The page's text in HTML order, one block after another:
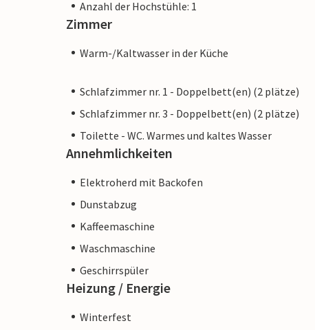
Anzahl der Hochstühle: 1
Zimmer
Warm-/Kaltwasser in der Küche
Schlafzimmer nr. 1 - Doppelbett(en) (2 plätze)
Schlafzimmer nr. 3 - Doppelbett(en) (2 plätze)
Toilette - WC. Warmes und kaltes Wasser
Annehmlichkeiten
Elektroherd mit Backofen
Dunstabzug
Kaffeemaschine
Waschmaschine
Geschirrspüler
Heizung / Energie
Winterfest